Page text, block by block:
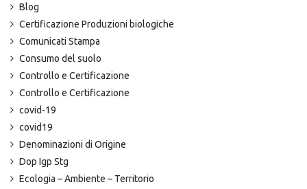
Blog
Certificazione Produzioni biologiche
Comunicati Stampa
Consumo del suolo
Controllo e Certificazione
Controllo e Certificazione
covid-19
covid19
Denominazioni di Origine
Dop Igp Stg
Ecologia – Ambiente – Territorio